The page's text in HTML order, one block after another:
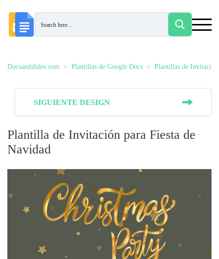
Docsandslides.com Plantillas de Google Docs Plantillas de Invitación
SIGUIENTE DESIGN
Plantilla de Invitación para Fiesta de
Navidad